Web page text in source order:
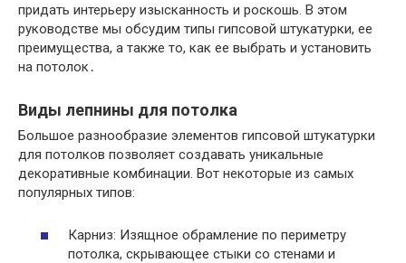
придать интерьеру изысканность и роскошь. В этом
руководстве мы обсудим типы гипсовой штукатурки, ее
преимущества, а также то, как ее выбрать и установить
на потолок․
Виды лепнины для потолка
Большое разнообразие элементов гипсовой штукатурки
для потолков позволяет создавать уникальные
декоративные комбинации. Вот некоторые из самых
популярных типов:
Карниз: Изящное обрамление по периметру
потолка, скрывающее стыки со стенами и